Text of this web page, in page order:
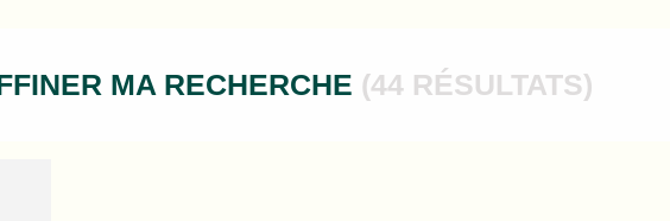
MA RECHERCHE (44 RÉSULTATS)